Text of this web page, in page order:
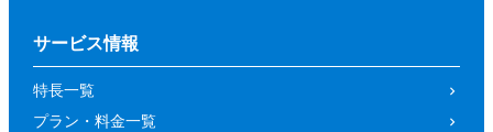
サービス情報
特長一覧
プラン・料金一覧